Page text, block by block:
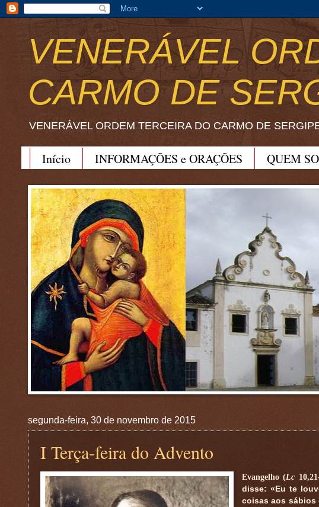
VENERÁVEL
CARMO DE
VENERÁVEL ORDEM TERCEIRA DO CARMO DE
Início INFORMAÇÕES e ORAÇÕES QUEM
segunda-feira, 30 de novembro de 2015
I Terça-feira do Advento
Evangelho (Lc
disse: «Eu te
coisas aos sábios